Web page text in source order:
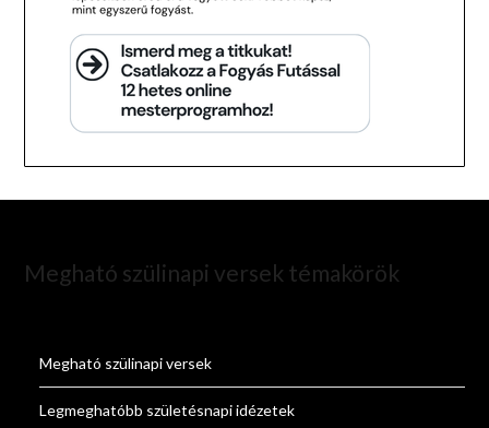
Megható szülinapi versek témakörök
Megható szülinapi versek
Legmeghatóbb születésnapi idézetek